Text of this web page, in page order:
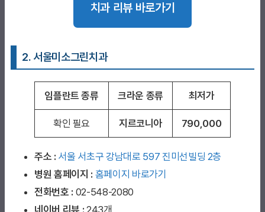
치과 리뷰 바로가기
2. 서울미소그린치과
임플란트 종류 크라운 종류 최저가
확인 필요 지르코니아 790,000
주소 : 서울 서초구 강남대로 597 진미선빌딩 2층
병원 홈페이지 : 홈페이지 바로가기
전화번호 : 02-548-2080
네이버 리뷰 : 243개